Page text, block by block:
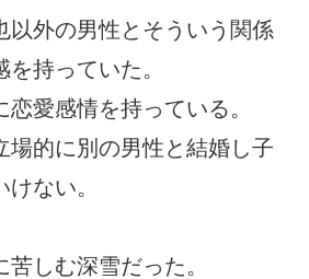
以外の男性とそういう関係
持っていた。
恋愛感情を持っている。
場的に別の男性と結婚し子
ない。
しむ深雪だった。